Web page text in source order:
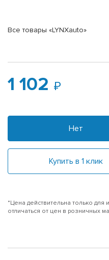
Все товары «LYNXauto»
1 102
Нет
Купить в 1 клик
*Цена действительна только для
отличаться от цен в розничных